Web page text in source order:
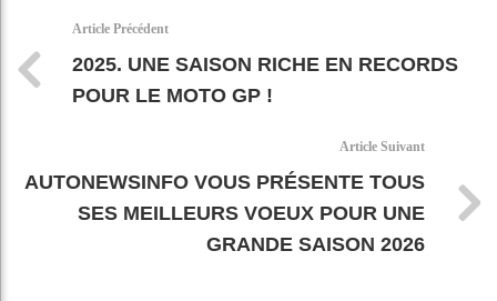
Article Précédent
2025. UNE SAISON RICHE EN RECORDS
POUR LE MOTO GP !
Article Suivant
AUTONEWSINFO VOUS PRÉSENTE TOUS
SES MEILLEURS VOEUX POUR UNE
GRANDE SAISON 2026